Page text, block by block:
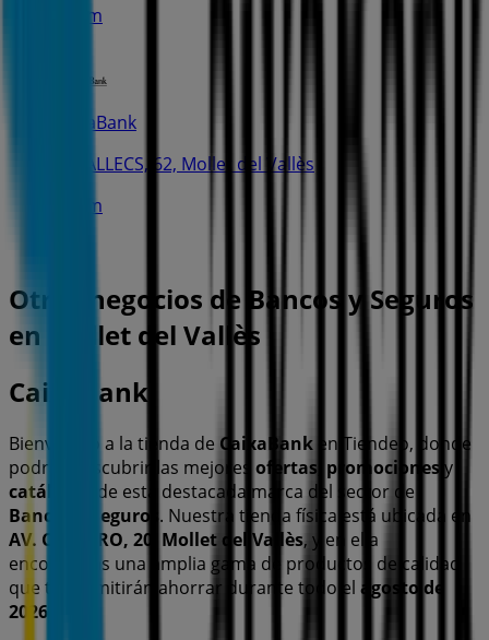
855 m
CaixaBank
C. GALLECS, 62, Mollet del Vallès
910 m
Otros negocios de Bancos y Seguros
en Mollet del Vallès
CaixaBank
Bienvenido a la tienda de CaixaBank en Tiendeo, donde
podrás descubrir las mejores ofertas promociones y
catálogos
de esta destacada marca del sector de
Bancos y Seguros . Nuestra tienda física está ubicada en
AV. CALDERO, 20 Mollet del Vallès, y en ella
encontrarás una amplia gama de productos de calidad
que te permitirán ahorrar durante todo el agosto de
2026